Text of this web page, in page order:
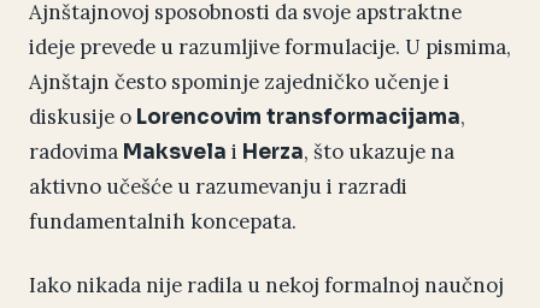
Ajnštajnovoj sposobnosti da svoje apstraktne
ideje prevede u razumljive formulacije. U pismima,
Ajnštajn često spominje zajedničko učenje i
diskusije o Lorencovim transformacijama,
radovima Maksvela i Herza, što ukazuje na
aktivno učešće u razumevanju i razradi
fundamentalnih koncepata.
Iako nikada nije radila u nekoj formalnoj naučnoj